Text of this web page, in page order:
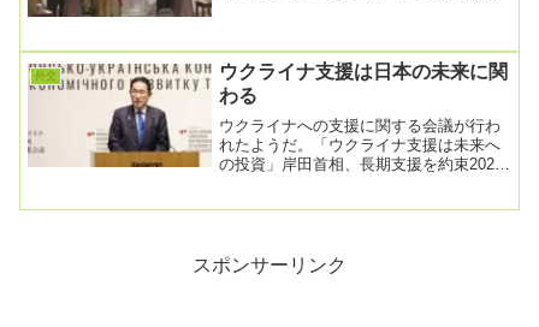
外交
ウクライナ支援は日本の未来に関
わる
ウクライナへの支援に関する会議が行わ
れたようだ。「ウクライナ支援は未来へ
の投資」岸田首相、長期支援を約束2024
スポンサーリンク